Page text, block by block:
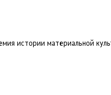
истории материальной